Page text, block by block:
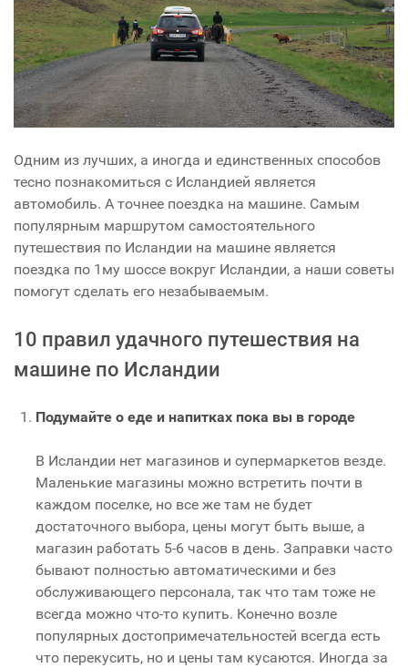
Одним из лучших, а иногда и единственных способов
тесно познакомиться с Исландией является
автомобиль. А точнее поездка на машине. Самым
популярным маршрутом самостоятельного
путешествия по Исландии на машине является
поездка по 1му шоссе вокруг Исландии, а наши советы
помогут сделать его незабываемым.
10 правил удачного путешествия на
машине по Исландии
Подумайте о еде и напитках пока вы в городе
В Исландии нет магазинов и супермаркетов везде.
Маленькие магазины можно встретить почти в
каждом поселке, но все же там не будет
достаточного выбора, цены могут быть выше, а
магазин работать 5-6 часов в день. Заправки часто
бывают полностью автоматическими и без
обслуживающего персонала, так что там тоже не
всегда можно что-то купить. Конечно возле
популярных достопримечательностей всегда есть
что перекусить, но и цены там кусаются. Иногда за